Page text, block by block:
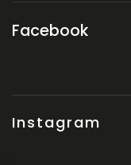
Instagram
Facebook